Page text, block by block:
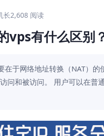
长2,608 阅读
vps有什么区别
在于网络地址转换（NAT）
问和被访问。 用户可以在普